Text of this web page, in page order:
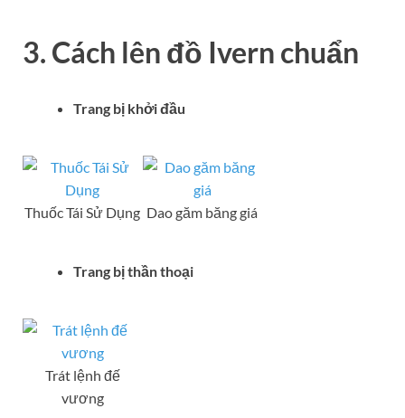
3. Cách lên đồ Ivern chuẩn
Trang bị khởi đầu
Thuốc Tái Sử Dụng Dao găm băng giá
Trang bị thần thoại
Trát lệnh đế
vương